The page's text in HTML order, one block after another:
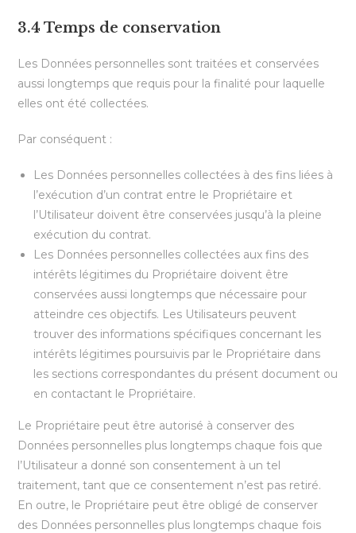
3.4 Temps de conservation
Les Données personnelles sont traitées et conservées
aussi longtemps que requis pour la finalité pour laquelle
elles ont été collectées.
Par conséquent :
Les Données personnelles collectées à des fins liées à
l’exécution d’un contrat entre le Propriétaire et
l’Utilisateur doivent être conservées jusqu’à la pleine
exécution du contrat.
Les Données personnelles collectées aux fins des
intérêts légitimes du Propriétaire doivent être
conservées aussi longtemps que nécessaire pour
atteindre ces objectifs. Les Utilisateurs peuvent
trouver des informations spécifiques concernant les
intérêts légitimes poursuivis par le Propriétaire dans
les sections correspondantes du présent document ou
en contactant le Propriétaire.
Le Propriétaire peut être autorisé à conserver des
Données personnelles plus longtemps chaque fois que
l’Utilisateur a donné son consentement à un tel
traitement, tant que ce consentement n’est pas retiré.
En outre, le Propriétaire peut être obligé de conserver
des Données personnelles plus longtemps chaque fois